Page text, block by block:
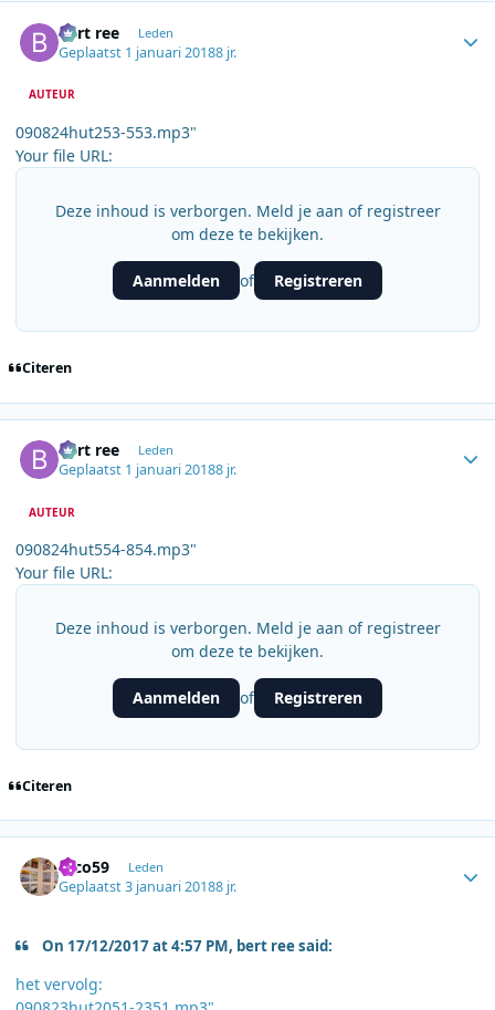
bert ree Leden
Geplaatst 1 januari 20188 jr.
AUTEUR
090824hut253-553.mp3"
Your file URL:
Deze inhoud is verborgen. Meld je aan of registreer
om deze te bekijken.
Aanmelden of Registreren
Citeren
bert ree Leden
Geplaatst 1 januari 20188 jr.
AUTEUR
090824hut554-854.mp3"
Your file URL:
Deze inhoud is verborgen. Meld je aan of registreer
om deze te bekijken.
Aanmelden of Registreren
Citeren
erco59 Leden
Geplaatst3 januari 20188 jr.
On 17/12/2017 at 4:57 PM, bert ree said:
het vervolg: